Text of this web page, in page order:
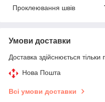
Проклеювання швів
Умови доставки
Доставка здійснюється тільки
Нова Пошта
Всі умови доставки